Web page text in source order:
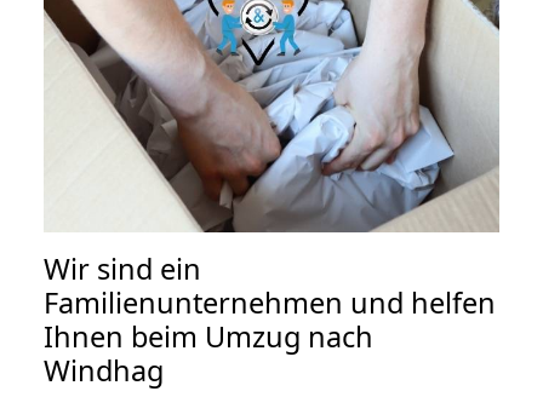
Wir sind ein
Familienunternehmen und helfen
Ihnen beim Umzug nach
Windhag